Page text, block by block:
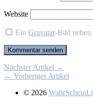
Website
EinGravatar-Bild neben
Nächster Artikel →
← Vorheriger Artikel
© 2026